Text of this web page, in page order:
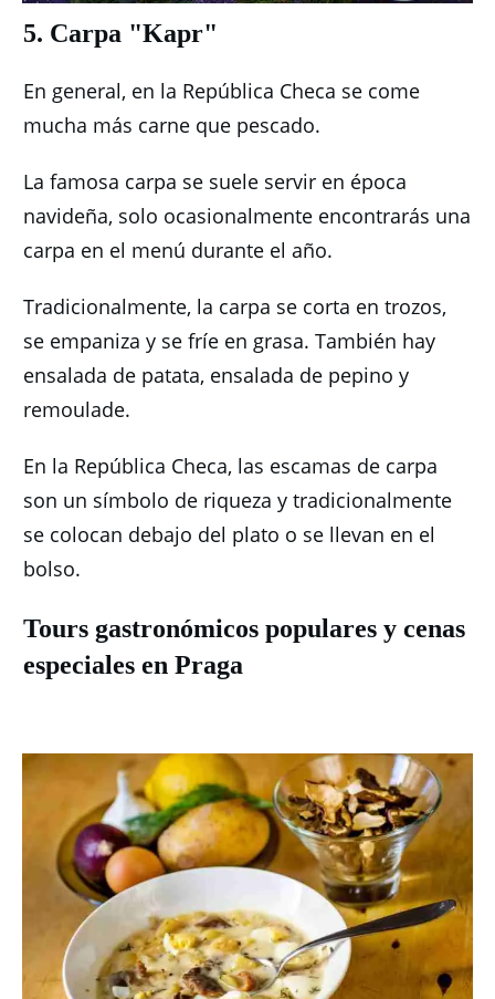
5. Carpa "Kapr"
En general, en la República Checa se come
mucha más carne que pescado.
La famosa carpa se suele servir en época
navideña, solo ocasionalmente encontrarás una
carpa en el menú durante el año.
Tradicionalmente, la carpa se corta en trozos,
se empaniza y se fríe en grasa. También hay
ensalada de patata, ensalada de pepino y
remoulade.
En la República Checa, las escamas de carpa
son un símbolo de riqueza y tradicionalmente
se colocan debajo del plato o se llevan en el
bolso.
Tours gastronómicos populares y cenas
especiales en Praga